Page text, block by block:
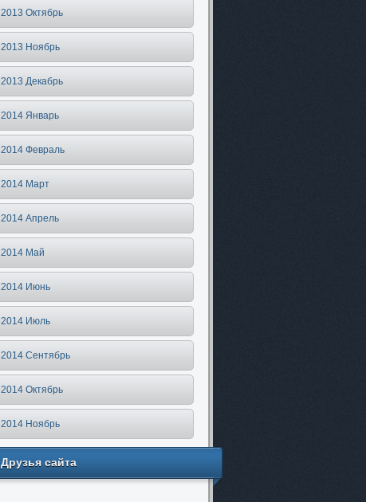
2013 Октябрь
2013 Ноябрь
2013 Декабрь
2014 Январь
2014 Февраль
2014 Март
2014 Апрель
2014 Май
2014 Июнь
2014 Июль
2014 Сентябрь
2014 Октябрь
2014 Ноябрь
Друзья сайта